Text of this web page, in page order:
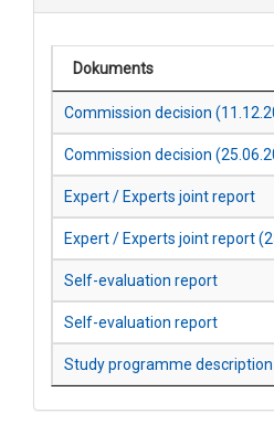
Dokuments
Commission decision
Commission decision
Expert / Experts joint report
Expert / Experts joint report
Self-evaluation report
Self-evaluation report
Study programme